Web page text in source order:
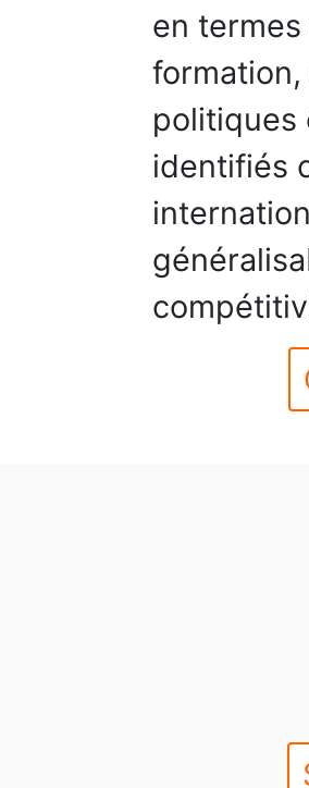
en termes
politiques
identifiés